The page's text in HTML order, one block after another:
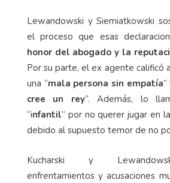
Lewandowski y Siemiatkowski
el proceso que esas
honor del abogado y la
Por su parte, el ex agente calificó
una “mala persona sin empatía
cree un rey”. Además, lo
“infantil” por no querer jugar en
debido al supuesto temor de no
Kucharski y
enfrentamientos y acusaciones